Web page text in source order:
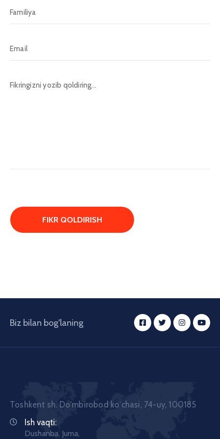
Biz bilan bog'laning
Toshkent sh. Doʼmbirobod koʼchasi, 74-uy, 100185
Ish vaqti:
Dushanba, Juma,